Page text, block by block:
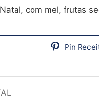
com mel, frutas
Pin